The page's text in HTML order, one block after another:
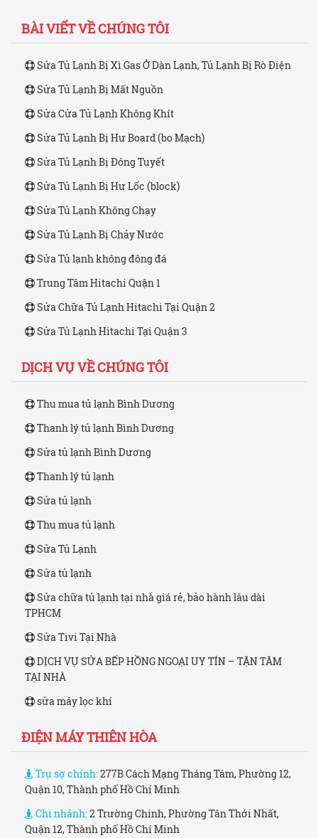
BÀI VIẾT VỀ CHÚNG TÔI
Sửa Tủ Lạnh Bị Xì Gas Ở Dàn Lạnh, Tủ Lạnh Bị Rò Điện
Sửa Tủ Lạnh Bị Mất Nguồn
Sửa Cửa Tủ Lạnh Không Khít
Sửa Tủ Lạnh Bị Hư Board (bo Mạch)
Sửa Tủ Lạnh Bị Đóng Tuyết
Sửa Tủ Lạnh Bị Hư Lốc (block)
Sửa Tủ Lạnh Không Chạy
Sửa Tủ Lạnh Bị Chảy Nước
Sửa Tủ lạnh không đông đá
Trung Tâm Hitachi Quận 1
Sửa Chữa Tủ Lạnh Hitachi Tại Quận 2
Sửa Tủ Lạnh Hitachi Tại Quận 3
DỊCH VỤ VỀ CHÚNG TÔI
Thu mua tủ lạnh Bình Dương
Thanh lý tủ lạnh Bình Dương
Sửa tủ lạnh Bình Dương
Thanh lý tủ lạnh
Sửa tủ lạnh
Thu mua tủ lạnh
Sửa Tủ Lạnh
Sửa tủ lạnh
Sửa chữa tủ lạnh tại nhà giá rẻ, bảo hành lâu dài
TPHCM
Sửa Tivi Tại Nhà
DỊCH VỤ SỬA BẾP HỒNG NGOẠI UY TÍN – TẬN TÂM
TẠI NHÀ
sửa máy lọc khí
ĐIỆN MÁY THIÊN HÒA
Trụ sợ chính:277B Cách Mạng Tháng Tám, Phường 12,
Quận 10, Thành phố Hồ Chí Minh
Chi nhánh:2 Trường Chinh, Phường Tân Thới Nhất,
Quận 12, Thành phố Hồ Chí Minh